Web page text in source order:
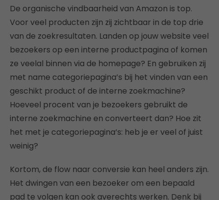
De organische vindbaarheid van Amazon is top.
Voor veel producten zijn zij zichtbaar in de top drie
van de zoekresultaten. Landen op jouw website veel
bezoekers op een interne productpagina of komen
ze veelal binnen via de homepage? En gebruiken zij
met name categoriepagina’s bij het vinden van een
geschikt product of de interne zoekmachine?
Hoeveel procent van je bezoekers gebruikt de
interne zoekmachine en converteert dan? Hoe zit
het met je categoriepagina’s: heb je er veel of juist
weinig?
Kortom, de flow naar conversie kan heel anders zijn.
Het dwingen van een bezoeker om een bepaald
pad te volgen kan ook averechts werken. Denk bij